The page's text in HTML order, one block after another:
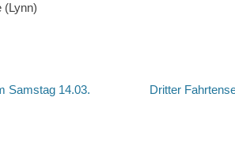
(Lynn)
Samstag 14.03.
Nächster
Dritter